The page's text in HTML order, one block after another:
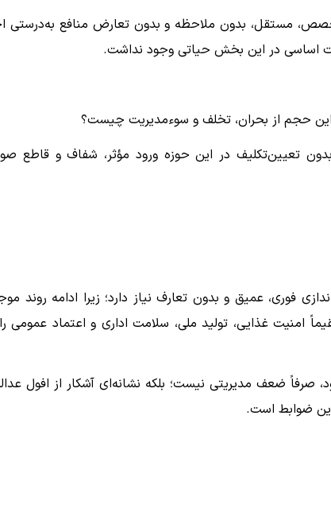
مستقل، بدون ملاحظه و بدون تعارض منافع به‌درستی
اساسی در این بخش حیاتی وجود نداشت.
حجم از بحران، تخلف و سوءمدیریت چیست؟
تعیین‌تکلیف در این حوزه ورود مؤثر، شفاف و قاطع
فوری، عمیق و بدون تعارف نیاز دارد؛ زیرا ادامه روند
امنیت غذایی، تولید ملی، سلامت اداری و اعتماد عمومی
صرفاً ضعف مدیریتی نیست؛ بلکه نشانه‌ای آشکار از افول
ضوابط است.